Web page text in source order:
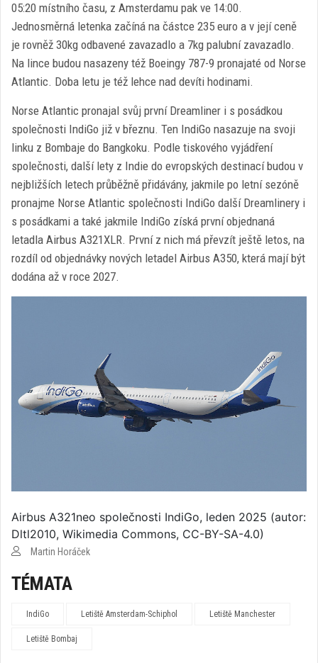
05:20 místního času, z Amsterdamu pak ve 14:00.
Jednosměrná letenka začíná na částce 235 euro a v její ceně
je rovněž 30kg odbavené zavazadlo a 7kg palubní zavazadlo.
Na lince budou nasazeny též Boeingy 787-9 pronajaté od Norse
Atlantic. Doba letu je též lehce nad devíti hodinami.
Norse Atlantic pronajal svůj první Dreamliner i s posádkou
společnosti IndiGo již v březnu. Ten IndiGo nasazuje na svoji
linku z Bombaje do Bangkoku. Podle tiskového vyjádření
společnosti, další lety z Indie do evropských destinací budou v
nejbližších letech průběžně přidávány, jakmile po letní sezóně
pronajme Norse Atlantic společnosti IndiGo další Dreamlinery i
s posádkami a také jakmile IndiGo získá první objednaná
letadla Airbus A321XLR. První z nich má převzít ještě letos, na
rozdíl od objednávky nových letadel Airbus A350, která mají být
dodána až v roce 2027.
Airbus A321neo společnosti IndiGo, leden 2025 (autor:
Dltl2010, Wikimedia Commons, CC-BY-SA-4.0)
Martin Horáček
TÉMATA
IndiGo Letiště Amsterdam-Schiphol Letiště Manchester
Letiště Bombaj